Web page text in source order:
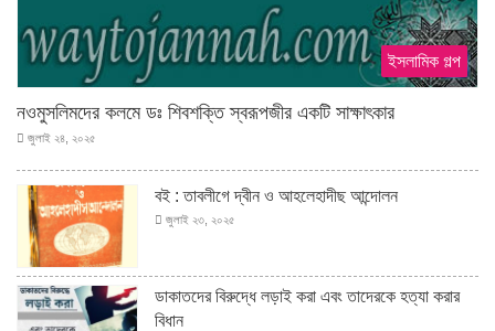
ইসলামিক গল্প
নওমুসলিমদের কলমে ডঃ শিবশক্তি স্বরূপজীর একটি সাক্ষাৎকার
জুলাই ২৪, ২০২৫
বই : তাবলীগে দ্বীন ও আহলেহাদীছ আন্দোলন
জুলাই ২৩, ২০২৫
ডাকাতদের বিরুদ্ধে লড়াই করা এবং তাদেরকে হত্যা করার
বিধান